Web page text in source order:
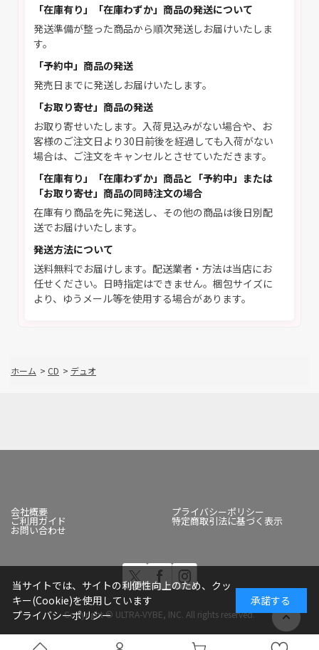
「在庫有り」「在庫わずか」商品の発送について
発送準備が整った商品から順次発送しお届けいたしま
す。
「予約中」商品の発送
発売日までに発送しお届けいたします。
「お取り寄せ」商品の発送
お取り寄せいたします。入荷見込みがない場合や、お
客様のご注文日より30日前後を経過しても入荷がない
場合は、ご注文をキャンセルとさせていただきます。
「在庫有り」「在庫わずか」商品と「予約中」または
「お取り寄せ」商品の同時注文の場合
在庫有り商品を先に発送し、その他の商品は後日別配
送でお届けいたします。
発送方法について
送料無料でお届けします。配送業者・方法は当店にお
任せください。日時指定はできません。梱包サイズに
より、ゆうメール等を使用する場合があります。
ホーム > CD > デュオ
会社概要 プライバシーポリシー
ご利用ガイド 特定商取引法に基づく表示
お問い合わせ
Copyright © ULTRA-VYBE, INC. All rights reserved.
当サイトでは、サイトの利便性向上のため、クッ
キー(Cookie)を使用しています
プライバシーポリシー
承諾する